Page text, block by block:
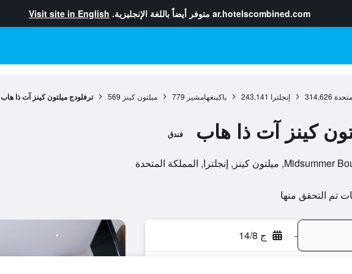
ar.hotelscombined.com متوفر أيضاً باللغة الإنجليزية. Visit site in English
314,626 إنجلترا 243,141 باكينغهامشير 779 ميلتون كينز 569 ترفلودج ميلتون كينز آت ذا هاب
كينز آت ذا هاب فندق
- ج 14/8